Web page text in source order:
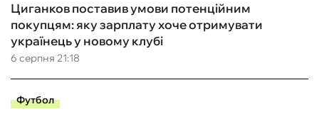
6 серпня 21:18
Циганков поставив умови потенційним
покупцям: яку зарплату хоче отримувати
українець у новому клубі
Футбол